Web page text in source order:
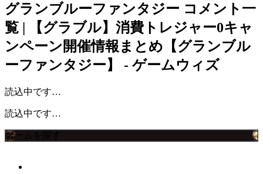
グランブルーファンタジー コメント一
覧 | 【グラブル】消費トレジャー0キャ
ンペーン開催情報まとめ【グランブル
ーファンタジー】 - ゲームウィズ
読込中です…
読込中です…
ゲームを探す